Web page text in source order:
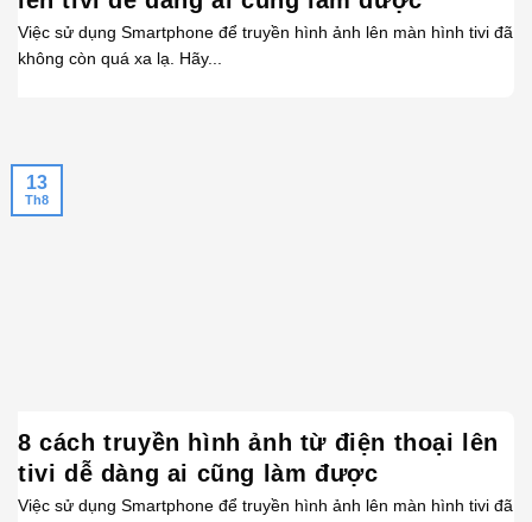
Việc sử dụng Smartphone để truyền hình ảnh lên màn hình tivi đã
không còn quá xa lạ. Hãy...
8 cách truyền hình ảnh từ điện thoại lên
tivi dễ dàng ai cũng làm được
Việc sử dụng Smartphone để truyền hình ảnh lên màn hình tivi đã
13
Th8